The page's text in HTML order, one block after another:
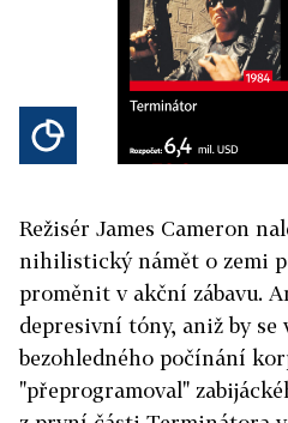
Režisér James Cameron
nihilistický námět o zemi
proměnit v akční zábavu.
depresivní tóny, aniž by
bezohledného počínání
"přeprogramoval"